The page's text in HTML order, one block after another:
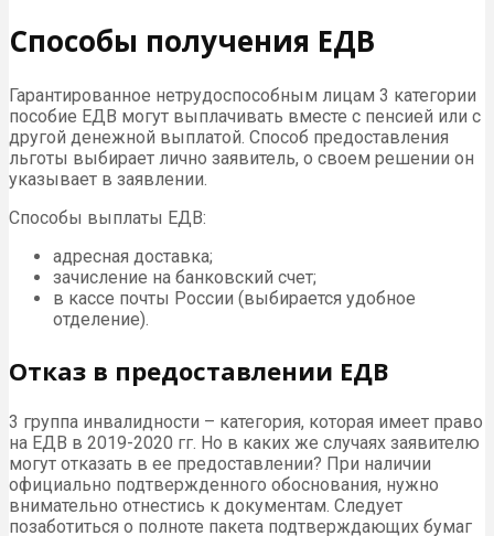
Способы получения ЕДВ
Гарантированное нетрудоспособным лицам 3 категории
пособие ЕДВ могут выплачивать вместе с пенсией или с
другой денежной выплатой. Способ предоставления
льготы выбирает лично заявитель, о своем решении он
указывает в заявлении.
Способы выплаты ЕДВ:
адресная доставка;
зачисление на банковский счет;
в кассе почты России (выбирается удобное
отделение).
Отказ в предоставлении ЕДВ
3 группа инвалидности – категория, которая имеет право
на ЕДВ в 2019-2020 гг. Но в каких же случаях заявителю
могут отказать в ее предоставлении? При наличии
официально подтвержденного обоснования, нужно
внимательно отнестись к документам. Следует
позаботиться о полноте пакета подтверждающих бумаг